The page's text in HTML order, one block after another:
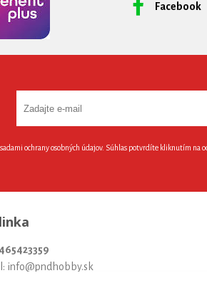
Facebook
ochrany osobných údajov. Súhlas potvrdíte kliknutím
info@pndhobby.sk